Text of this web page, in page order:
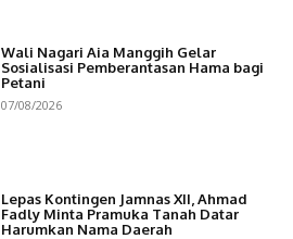
Wali Nagari Aia Manggih Gelar
Sosialisasi Pemberantasan Hama bagi
Petani
07/08/2026
Lepas Kontingen Jamnas XII, Ahmad
Fadly Minta Pramuka Tanah Datar
Harumkan Nama Daerah